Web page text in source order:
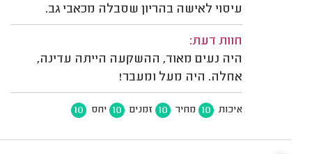
עיסוי לאישה בהריון שסבלה מכאבי גב.
חוות דעת:
היה נעים מאוד, ההשקעה הייתה עדינה,
אחלה. היה מעל ומעבר!
איכות 10 מחיר 10 זמנים 10 יחס 10